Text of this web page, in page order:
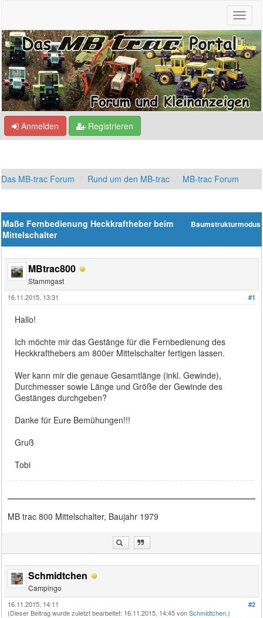
Anmelden Registrieren
Das MB-trac Forum Rund um den MB-trac MB-trac Forum
Baumstrukturmodus
Maße Fernbedienung Heckkraftheber beim
Mittelschalter
MBtrac800
Stammgast
#1
16.11.2015, 13:31
Hallo!
Ich möchte mir das Gestänge für die Fernbedienung des
Heckkrafthebers am 800er Mittelschalter fertigen lassen.
Wer kann mir die genaue Gesamtlänge (inkl. Gewinde),
Durchmesser sowie Länge und Größe der Gewinde des
Gestänges durchgeben?
Danke für Eure Bemühungen!!!
Gruß
Tobi
MB trac 800 Mittelschalter, Baujahr 1979
Schmidtchen
Campingo
#2
16.11.2015, 14:11
(Dieser Beitrag wurde zuletzt bearbeitet: 16.11.2015, 14:45 vonSchmidtchen.)